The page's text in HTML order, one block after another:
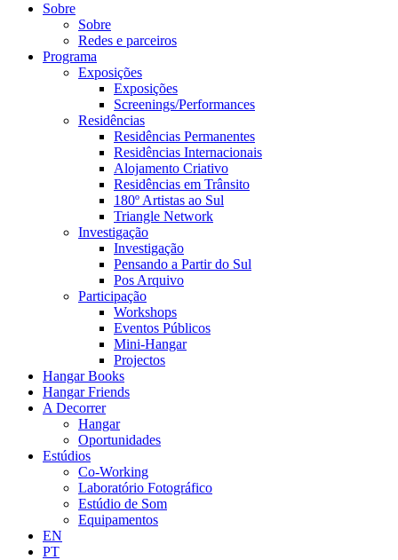
Sobre
Sobre
Redes e parceiros
Programa
Exposições
Exposições
Screenings/Performances
Residências
Residências Permanentes
Residências Internacionais
Alojamento Criativo
Residências em Trânsito
180º Artistas ao Sul
Triangle Network
Investigação
Investigação
Pensando a Partir do Sul
Pos Arquivo
Participação
Workshops
Eventos Públicos
Mini-Hangar
Projectos
Hangar Books
Hangar Friends
A Decorrer
Hangar
Oportunidades
Estúdios
Co-Working
Laboratório Fotográfico
Estúdio de Som
Equipamentos
EN
PT